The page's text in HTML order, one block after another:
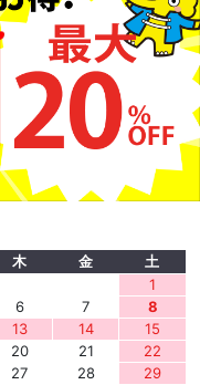
木 金
土
1
6 7
8
13 14
15
20 21
22
27 28
29